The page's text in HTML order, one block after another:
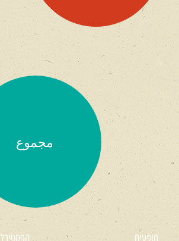
مجموع
מופעים הפסטיבל